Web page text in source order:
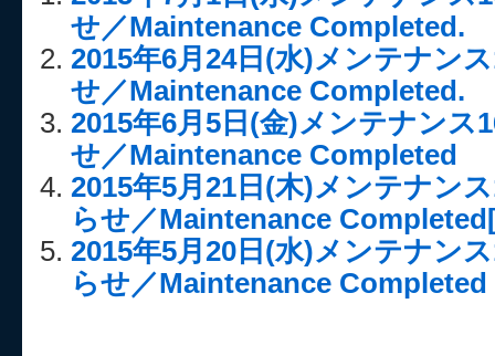
せ／Maintenance Completed.
2015年6月24日(水)メンテナン
せ／Maintenance Completed.
2015年6月5日(金)メンテナンス
せ／Maintenance Completed
2015年5月21日(木)メンテナン
らせ／Maintenance
2015年5月20日(水)メンテナン
らせ／Maintenance Completed